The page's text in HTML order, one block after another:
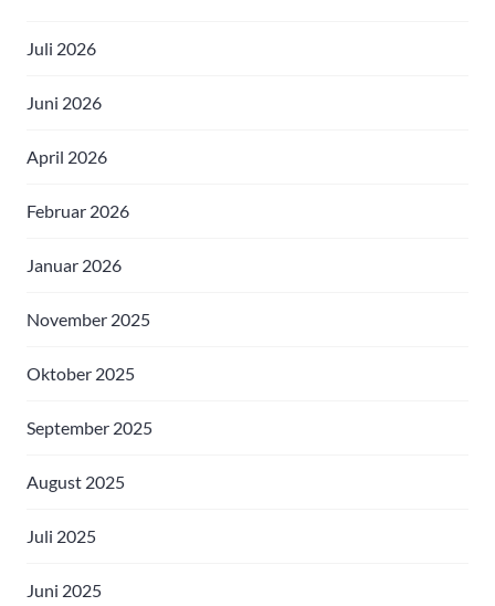
Juli 2026
Juni 2026
April 2026
Februar 2026
Januar 2026
November 2025
Oktober 2025
September 2025
August 2025
Juli 2025
Juni 2025